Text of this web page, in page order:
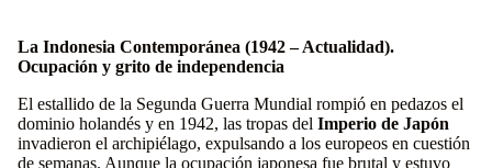
La Indonesia Contemporánea (1942 – Actualidad).
Ocupación y grito de independencia
El estallido de la Segunda Guerra Mundial rompió en pedazos el
dominio holandés y en 1942, las tropas del Imperio de Japón
invadieron el archipiélago, expulsando a los europeos en cuestión
de semanas. Aunque la ocupación japonesa fue brutal y estuvo